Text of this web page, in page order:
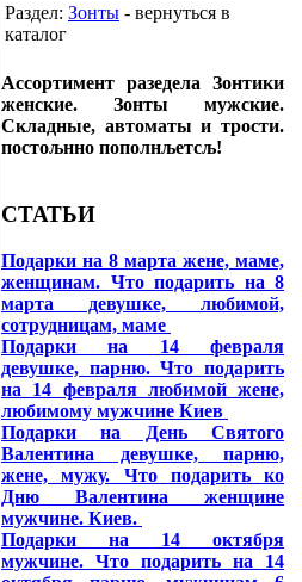
Раздел: Зонты - вернуться в
каталог
Ассортимент разедела Зонтики
женские. Зонты мужские.
Складные, автоматы и трости.
постољнно пополнљетсљ!
СТАТЬИ
Подарки на 8 марта жене, маме,
женщинам. Что подарить на 8
марта девушке, любимой,
сотрудницам, маме
Подарки на 14 февраля
девушке, парню. Что подарить
на 14 февраля любимой жене,
любимому мужчине Киев
Подарки на День Святого
Валентина девушке, парню,
жене, мужу. Что подарить ко
Дню Валентина женщине
мужчине. Киев.
Подарки на 14 октября
мужчине. Что подарить на 14